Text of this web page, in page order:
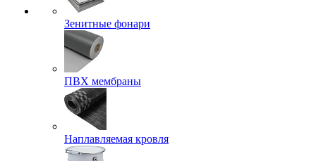
Зенитные фонари
ПВХ мембраны
Наплавляемая кровля